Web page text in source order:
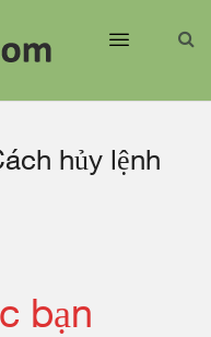
hủy lệnh
bạn